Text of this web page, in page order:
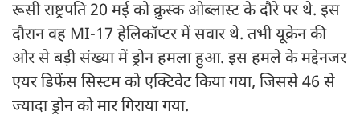
रूसी राष्ट्रपति 20 मई को क्रुस्क ओब्लास्ट के दौरे पर थे. इस
दौरान वह MI-17 हेलिकॉप्टर में सवार थे. तभी यूक्रेन की
ओर से बड़ी संख्या में ड्रोन हमला हुआ. इस हमले के मद्देनजर
एयर डिफेंस सिस्टम को एक्टिवेट किया गया, जिससे 46 से
ज्यादा ड्रोन को मार गिराया गया.